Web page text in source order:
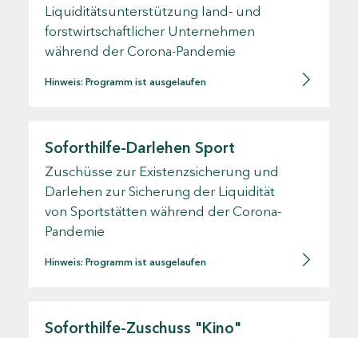
Liquiditätsunterstützung land- und
forstwirtschaftlicher Unternehmen
während der Corona-Pandemie
Hinweis: Programm ist ausgelaufen
Soforthilfe-Darlehen Sport
Zuschüsse zur Existenzsicherung und
Darlehen zur Sicherung der Liquidität
von Sportstätten während der Corona-
Pandemie
Hinweis: Programm ist ausgelaufen
Soforthilfe-Zuschuss "Kino"